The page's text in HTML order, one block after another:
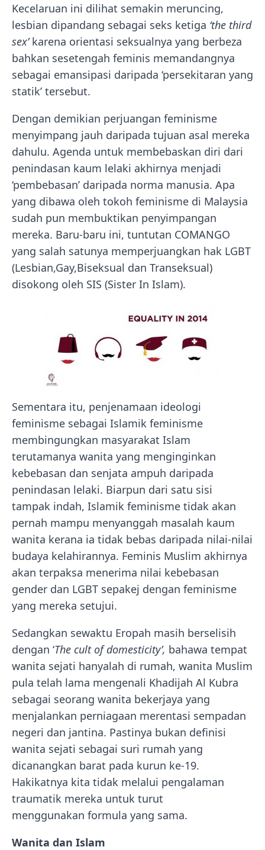
Kecelaruan ini dilihat semakin meruncing,
lesbian dipandang sebagai seks ketiga ‘the third
sex’karena orientasi seksualnya yang berbeza
bahkan sesetengah feminis memandangnya
sebagai emansipasi daripada ‘persekitaran yang
statik’ tersebut.
Dengan demikian perjuangan feminisme
menyimpang jauh daripada tujuan asal mereka
dahulu. Agenda untuk membebaskan diri dari
penindasan kaum lelaki akhirnya menjadi
‘pembebasan’ daripada norma manusia. Apa
yang dibawa oleh tokoh feminisme di Malaysia
sudah pun membuktikan penyimpangan
mereka. Baru-baru ini, tuntutan COMANGO
yang salah satunya memperjuangkan hak LGBT
(Lesbian,Gay,Biseksual dan Transeksual)
disokong oleh SIS (Sister In Islam).
Sementara itu, penjenamaan ideologi
feminisme sebagai Islamik feminisme
membingungkan masyarakat Islam
terutamanya wanita yang menginginkan
kebebasan dan senjata ampuh daripada
penindasan lelaki. Biarpun dari satu sisi
tampak indah, Islamik feminisme tidak akan
pernah mampu menyanggah masalah kaum
wanita kerana ia tidak bebas daripada nilai-nilai
budaya kelahirannya. Feminis Muslim akhirnya
akan terpaksa menerima nilai kebebasan
gender dan LGBT sepakej dengan feminisme
yang mereka setujui.
Sedangkan sewaktu Eropah masih berselisih
dengan ‘The cult of domesticity’, bahawa tempat
wanita sejati hanyalah di rumah, wanita Muslim
pula telah lama mengenali Khadijah Al Kubra
sebagai seorang wanita bekerjaya yang
menjalankan perniagaan merentasi sempadan
negeri dan jantina. Pastinya bukan definisi
wanita sejati sebagai suri rumah yang
dicanangkan barat pada kurun ke-19.
Hakikatnya kita tidak melalui pengalaman
traumatik mereka untuk turut
menggunakan formula yang sama.
Wanita dan Islam